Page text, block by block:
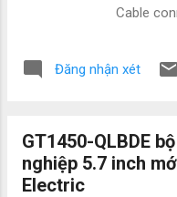
Cable
Hàng
độ đổi trả
cạnh
Đăng nhận xét
GT1450-QLBDE
nghiệp 5.7 inch
Electric